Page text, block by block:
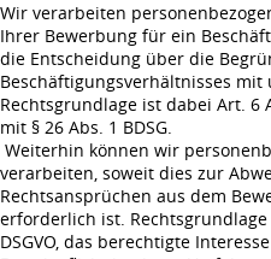
Wir verarbeiten
Ihrer Bewerbung für ein
die Entscheidung über die
Beschäftigungsverhältnisses
Rechtsgrundlage ist dabei Art. 6
mit § 26 Abs. 1 BDSG.
Weiterhin können wir
verarbeiten, soweit dies zur
Rechtsansprüchen aus dem
erforderlich ist.
DSGVO, das berechtigte